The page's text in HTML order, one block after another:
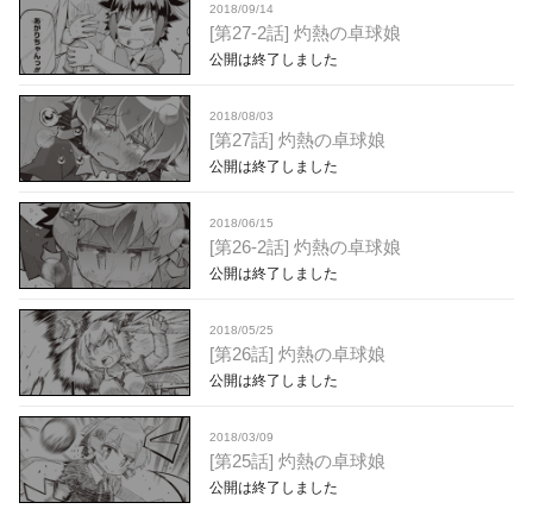
2018/09/14
[第27-2話] 灼熱の卓球娘
公開は終了しました
2018/08/03
[第27話] 灼熱の卓球娘
公開は終了しました
2018/06/15
[第26-2話] 灼熱の卓球娘
公開は終了しました
2018/05/25
[第26話] 灼熱の卓球娘
公開は終了しました
2018/03/09
[第25話] 灼熱の卓球娘
公開は終了しました